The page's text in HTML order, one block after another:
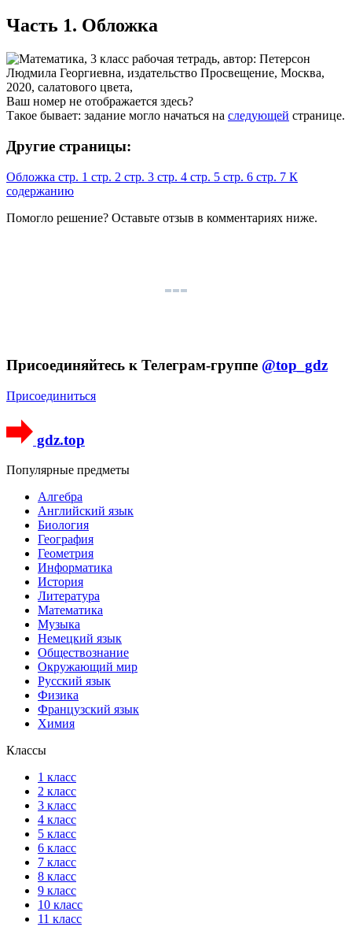
Часть 1. Обложка
Ваш номер не отображается здесь?
Такое бывает: задание могло начаться на следующей странице.
Другие страницы:
Обложка стр. 1 стр. 2 стр. 3 стр. 4 стр. 5 стр. 6 стр. 7 К
содержанию
Помогло решение? Оставьте отзыв в комментариях ниже.
Присоединяйтесь к Телеграм-группе @top_gdz
Присоединиться
gdz.top
Популярные предметы
Алгебра
Английский язык
Биология
География
Геометрия
Информатика
История
Литература
Математика
Музыка
Немецкий язык
Обществознание
Окружающий мир
Русский язык
Физика
Французский язык
Химия
Классы
1 класс
2 класс
3 класс
4 класс
5 класс
6 класс
7 класс
8 класс
9 класс
10 класс
11 класс